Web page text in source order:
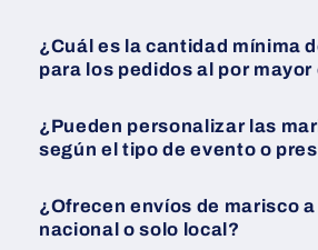
¿Cuál es la cantidad mínima
para los pedidos al por mayor
¿Pueden personalizar las
según el tipo de evento o
¿Ofrecen envíos de marisco a
nacional o solo local?